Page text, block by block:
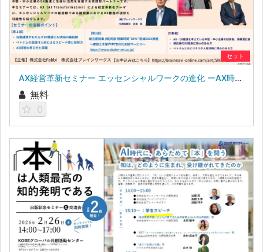
セット
AX経営革新セミナー エッセンシャルワークの進化 ーAX時代、スカイカラーへの転換ー AIと現場が融合する、新しい働き方の創造 ー建設業を起点とした実践モデルー
無料
0